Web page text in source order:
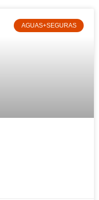
AGUAS+SEGURAS